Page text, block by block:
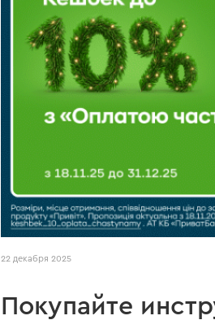
22 декабря 2025
Покупайте